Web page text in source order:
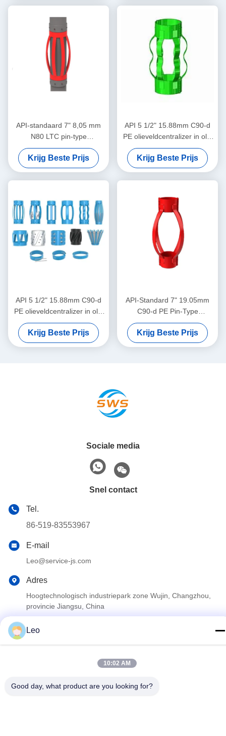
Centralizers in Olie & Gas
Operaties
olie & gas operaties
API-standaard 7" 8,05 mm
N80 LTC pin-type
centralisator voor het
beperken van de
verplaatsing van de casing-
centralisator in olie- en
Krijg Beste Prijs
API 5 1/2" 15.88mm C90-d
PE olieveldcentralizer in olie
en gas
Krijg Beste Prijs
API 5 1/2" 15.88mm C90-d
PE olieveldcentralizer in olie
en gas
Krijg Beste Prijs
API-Standard 7" 19.05mm
C90-d PE Pin-Type
Centralizer voor het
Beperken van Casing
Centralizer Verplaatsing in
Krijg Beste Prijs
Sociale media
Snel contact
Tel.
86-519-83553967
E-mail
Leo@service-js.com
Adres
Hoogtechnologisch industriepark zone Wujin, Changzhou,
provincie Jiangsu, China
Leverancier. Copyright © 2023-2026 Jiangsu Service Petroleum
Leo
10:02 AM
Good day, what product are you looking for?